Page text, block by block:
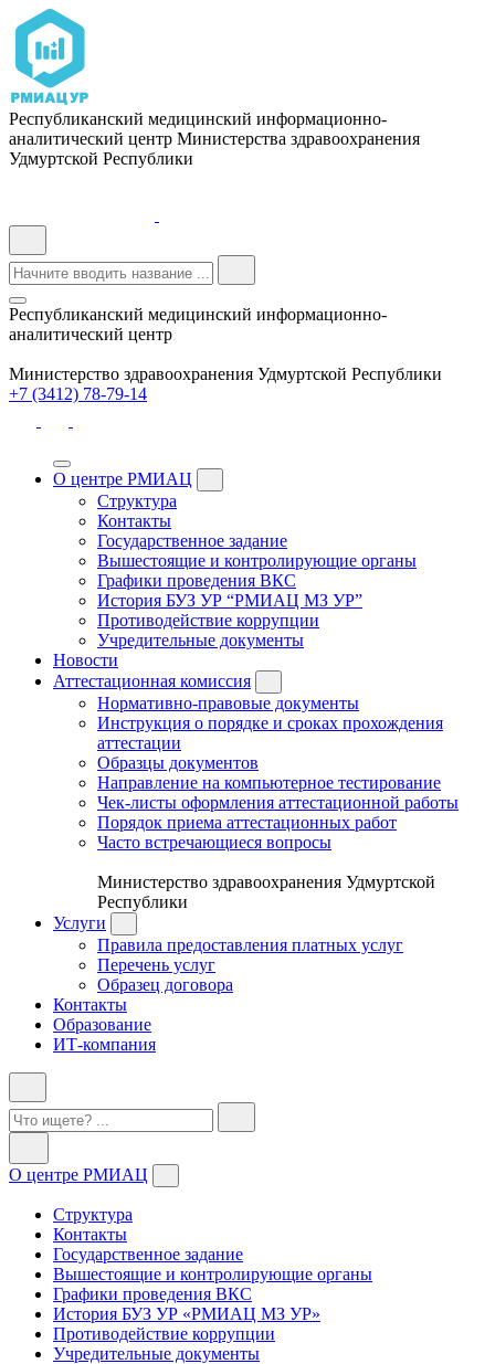
Республиканский медицинский информационно-
аналитический центр Министерства здравоохранения
Удмуртской Республики
Республиканский медицинский информационно-
аналитический центр
Министерство здравоохранения Удмуртской Республики
+7 (3412) 78-79-14
О центре РМИАЦ
Структура
Контакты
Государственное задание
Вышестоящие и контролирующие органы
Графики проведения ВКС
История БУЗ УР “РМИАЦ МЗ УР”
Противодействие коррупции
Учредительные документы
Новости
Аттестационная комиссия
Нормативно-правовые документы
Инструкция о порядке и сроках прохождения
аттестации
Образцы документов
Направление на компьютерное тестирование
Чек-листы оформления аттестационной работы
Порядок приема аттестационных работ
Часто встречающиеся вопросы
Министерство здравоохранения Удмуртской
Республики
Услуги
Правила предоставления платных услуг
Перечень услуг
Образец договора
Контакты
Образование
ИТ-компания
О центре РМИАЦ
Структура
Контакты
Государственное задание
Вышестоящие и контролирующие органы
Графики проведения ВКС
История БУЗ УР «РМИАЦ МЗ УР»
Противодействие коррупции
Учредительные документы